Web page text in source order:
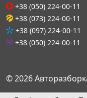
+38 (050) 224-00-11
+38 (073) 224-00-11
+38 (097) 224-00-11
+38 (050) 224-00-11
© 2026